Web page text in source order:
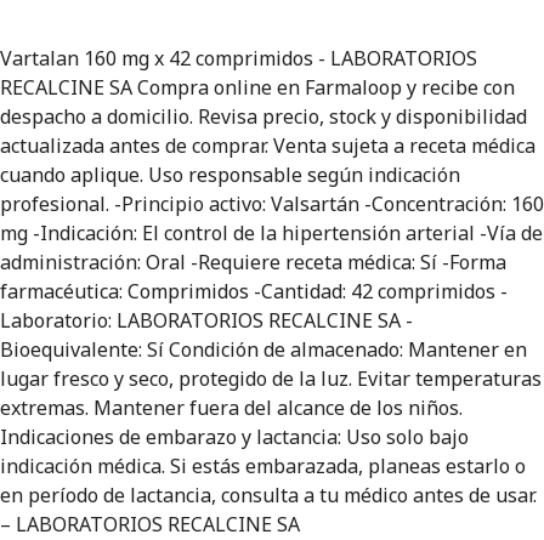
Vartalan 160 mg x 42 comprimidos - LABORATORIOS
RECALCINE SA Compra online en Farmaloop y recibe con
despacho a domicilio. Revisa precio, stock y disponibilidad
actualizada antes de comprar. Venta sujeta a receta médica
cuando aplique. Uso responsable según indicación
profesional. -Principio activo: Valsartán -Concentración: 160
mg -Indicación: El control de la hipertensión arterial -Vía de
administración: Oral -Requiere receta médica: Sí -Forma
farmacéutica: Comprimidos -Cantidad: 42 comprimidos -
Laboratorio: LABORATORIOS RECALCINE SA -
Bioequivalente: Sí Condición de almacenado: Mantener en
lugar fresco y seco, protegido de la luz. Evitar temperaturas
extremas. Mantener fuera del alcance de los niños.
Indicaciones de embarazo y lactancia: Uso solo bajo
indicación médica. Si estás embarazada, planeas estarlo o
en período de lactancia, consulta a tu médico antes de usar.
– LABORATORIOS RECALCINE SA